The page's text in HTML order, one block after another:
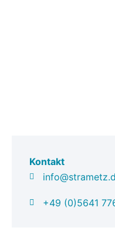
Kontakt
+49 (0)5641